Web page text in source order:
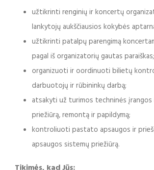
užtikrinti renginių ir koncertų
lankytojų aukščiausios kokybės
užtikrinti patalpų parengimą
pagal iš organizatorių gautas paraiškas;
organizuoti ir oordinuoti bilietų
darbuotojų ir rūbininkų darbą;
atsakyti už turimos techninės
priežiūrą, remontą ir papildymą;
kontroliuoti pastato apsaugos ir
apsaugos sistemų priežiūrą.